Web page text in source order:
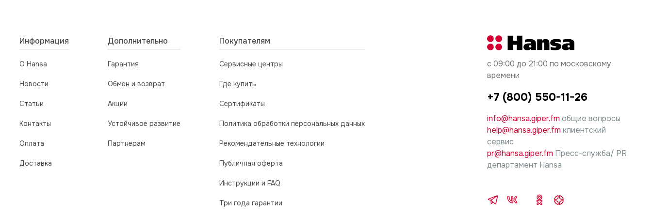
Информация
О Hansa
Новости
Статьи
Контакты
Оплата
Доставка
Дополнительно
Гарантия
Обмен и возврат
Акции
Устойчивое развитие
Партнерам
Покупателям
Сервисные центры
Где купить
Сертификаты
Политика обработки персональных данных
Рекомендательные технологии
Публичная оферта
Инструкции и FAQ
Три года гарантии
с 09:00 до 21:00 по московскому
времени
+7 (800) 550-11-26
info@hansa.giper.fm общие вопросы
help@hansa.giper.fm клиентский
сервис
pr@hansa.giper.fm Пресс-служба/ PR
департамент Hansa